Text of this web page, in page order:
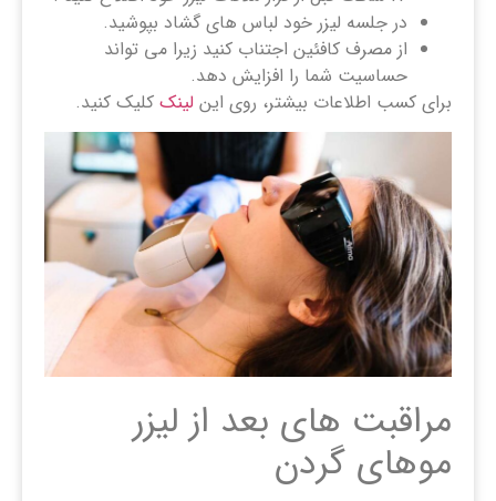
در جلسه لیزر خود لباس های گشاد بپوشید.
از مصرف کافئین اجتناب کنید زیرا می تواند
حساسیت شما را افزایش دهد.
برای کسب اطلاعات بیشتر، روی این لینک کلیک کنید.
مراقبت های بعد از لیزر
موهای گردن